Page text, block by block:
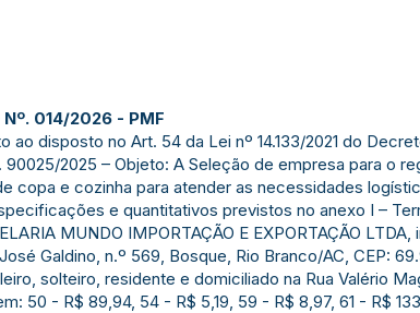
Nº. 014/2026 - PMF
disposto no Art. 54 da Lei nº 14.133/2021 do
2025 – Objeto: A Seleção de empresa para o
copa e cozinha para atender as necessidades
e quantitativos previstos no anexo I –
MUNDO IMPORTAÇÃO E EXPORTAÇÃO LTDA,
Galdino, n.º 569, Bosque, Rio Branco/AC, CEP:
solteiro, residente e domiciliado na Rua Valério
50 - R$ 89,94, 54 - R$ 5,19, 59 - R$ 8,97, 61 - R$